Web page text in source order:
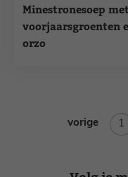
Minestronesoep met
voorjaarsgroenten
orzo
vorige 1